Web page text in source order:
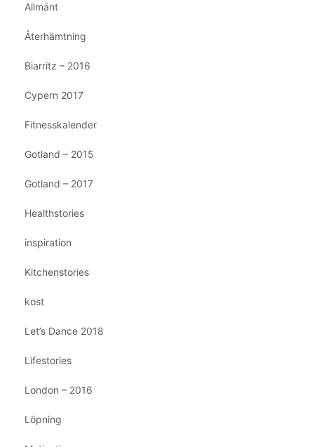
Allmänt
Återhämtning
Biarritz – 2016
Cypern 2017
Fitnesskalender
Gotland – 2015
Gotland – 2017
Healthstories
inspiration
Kitchenstories
kost
Let’s Dance 2018
Lifestories
London – 2016
Löpning